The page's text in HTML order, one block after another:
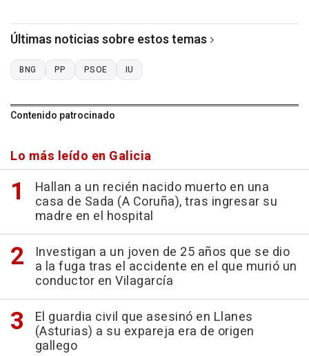
Últimas noticias sobre estos temas
BNG PP PSOE IU
Contenido patrocinado
Lo más leído en Galicia
Hallan a un recién nacido muerto en una
casa de Sada (A Coruña), tras ingresar su
madre en el hospital
Investigan a un joven de 25 años que se dio
a la fuga tras el accidente en el que murió un
conductor en Vilagarcía
El guardia civil que asesinó en Llanes
(Asturias) a su expareja era de origen
gallego